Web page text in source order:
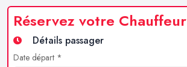
Réservez votre Chauffeur
Détails passager
Date départ *